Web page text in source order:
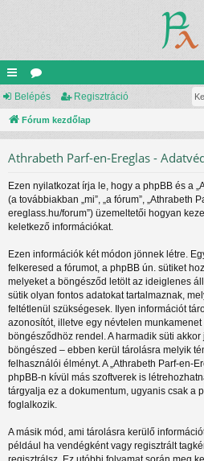
yo
rs
k
ór
u
Belépés Regisztráció
Fórum kezdőlap
Athrabeth Parf-en-Ereglas -
Ezen nyilatkozat írja le, hogy a phpBB és a
(a továbbiakban „mi”, „a fórum”, „Athrabeth
ereglass.hu/forum”) üzemeltetői hogyan
keletkező információkat.
Ezen információk két módon jönnek létre.
felkeresed a fórumot, a phpBB ún. sütiket
melyeket a böngésződ letölt az ideiglenes
sütik olyan fontos adatokat tartalmaznak,
feltétlenül szükségesek. Ilyen információt
azonosítót, illetve egy névtelen
böngésződhöz rendel. A harmadik süti
böngészed – ebben kerül tárolásra melyik
felhasználói élményt. A „Athrabeth Parf-en-
phpBB-n kívül más szoftverek is
tárgyalja ez a dokumentum, ugyanis csak a
foglalkozik.
A másik mód, ami tárolásra kerülő
például ha vendégként vagy regisztrált